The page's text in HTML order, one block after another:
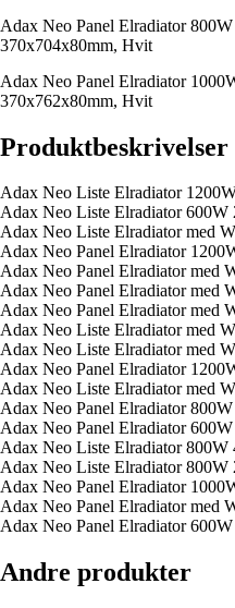
Adax Neo Panel Elradiator
370x704x80mm, Hvit
Adax Neo Panel Elradiator
370x762x80mm, Hvit
Produktbeskrivelser
Adax Neo Liste Elradiator
Adax Neo Liste Elradiator
Adax Neo Liste Elradiator med
Adax Neo Panel Elradiator
Adax Neo Panel Elradiator med
Adax Neo Panel Elradiator med
Adax Neo Panel Elradiator med
Adax Neo Liste Elradiator med
Adax Neo Liste Elradiator med
Adax Neo Panel Elradiator
Adax Neo Liste Elradiator med
Adax Neo Panel Elradiator
Adax Neo Panel Elradiator
Adax Neo Liste Elradiator
Adax Neo Liste Elradiator
Adax Neo Panel Elradiator
Adax Neo Panel Elradiator med
Adax Neo Panel Elradiator
Andre produkter